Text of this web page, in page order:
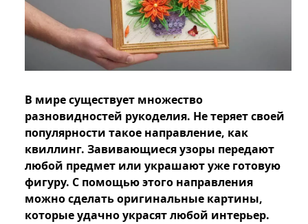
В мире существует множество
разновидностей рукоделия. Не теряет своей
популярности такое направление, как
квиллинг. Завивающиеся узоры передают
любой предмет или украшают уже готовую
фигуру. С помощью этого направления
можно сделать оригинальные картины,
которые удачно украсят любой интерьер.